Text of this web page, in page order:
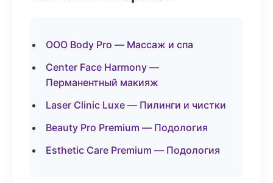
ООО Body Pro — Массаж и спа
Center Face Harmony —
Перманентный макияж
Laser Clinic Luxe — Пилинги и чистки
Beauty Pro Premium — Подология
Esthetic Care Premium — Подология